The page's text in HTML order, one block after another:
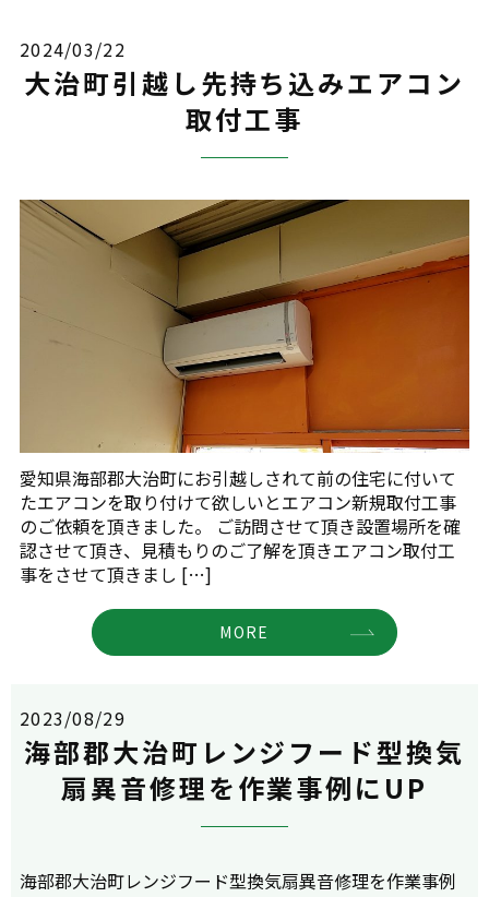
2024/03/22
大治町引越し先持ち込みエアコン
取付工事
愛知県海部郡大治町にお引越しされて前の住宅に付いて
たエアコンを取り付けて欲しいとエアコン新規取付工事
のご依頼を頂きました。 ご訪問させて頂き設置場所を確
認させて頂き、見積もりのご了解を頂きエアコン取付工
事をさせて頂きまし […]
MORE
2023/08/29
海部郡大治町レンジフード型換気
扇異音修理を作業事例にUP
海部郡大治町レンジフード型換気扇異音修理を作業事例